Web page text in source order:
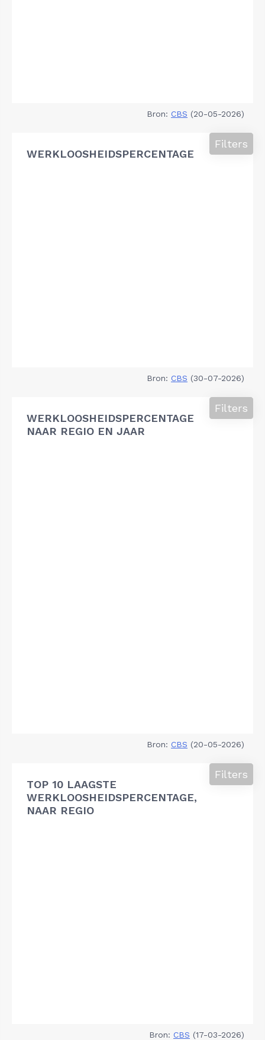
Bron: CBS (20-05-2026)
WERKLOOSHEIDSPERCENTAGE
Filters
Bron: CBS (30-07-2026)
WERKLOOSHEIDSPERCENTAGE
NAAR REGIO EN JAAR
Filters
Bron: CBS (20-05-2026)
TOP 10 LAAGSTE
WERKLOOSHEIDSPERCENTAGE,
NAAR REGIO
Filters
Bron: CBS (17-03-2026)